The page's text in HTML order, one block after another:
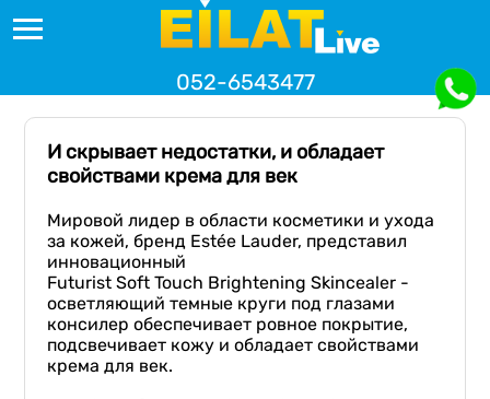
052-6543477
И скрывает недостатки, и обладает
свойствами крема для век
Мировой лидер в области косметики и ухода
за кожей, бренд Estée Lauder, представил
инновационный
Futurist Soft Touch Brightening Skincealer -
осветляющий темные круги под глазами
консилер обеспечивает ровное покрытие,
подсвечивает кожу и обладает свойствами
крема для век.